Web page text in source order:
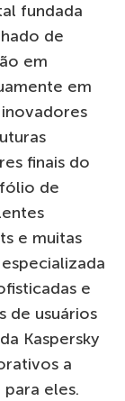
fundada
de
em
em
finais do
de
e muitas
e
de usuários
Kaspersky
a
eles.